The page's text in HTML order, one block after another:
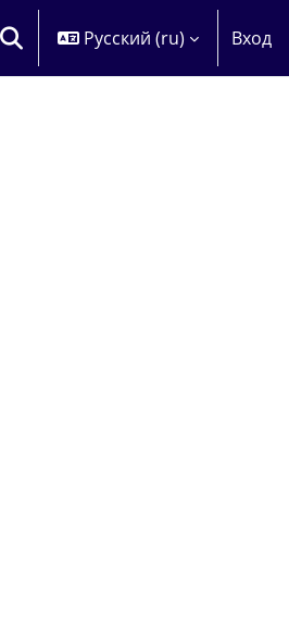
ИЗМЕНИТЬ ДАННЫЕ ПОИСКОВОЙ
Русский ‎(ru)‎ Вход